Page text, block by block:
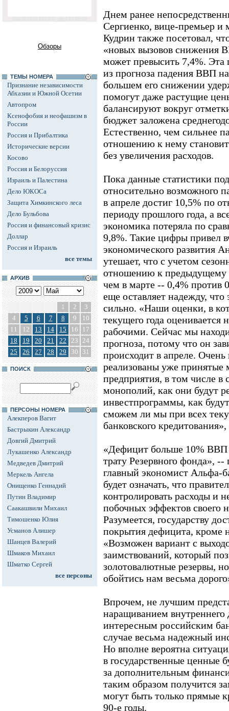
Обзоры
ТЕМЫ НОМЕРА
Признание независимости
Абхазии и Южной Осетии
Автопром
Ксенофобия и неофашизм в
России
Россия и Прибалтика
Исторические версии
Косово
Россия и Белоруссия
Израиль и Палестина
Дело ЮКОСа
Защита Химкинского леса
Дело Бульбова
Россия и финансовый кризис
Доллар
Россия и Израиль
все темы
АРХИВ
1 2
3
4
5 6 7 8 9
10
11
12 13 14 15 16
17
18
19 20 21 22 23 24
25
26 27 28 29 30 31
ПОИСК
ПЕРСОНЫ НОМЕРА
Алекперов Вагит
Бастрыкин Александр
Довгий Дмитрий
Лукашенко Александр
Медведев Дмитрий
Меркель Ангела
Онищенко Геннадий
Путин Владимир
Саакашвили Михаил
Тимошенко Юлия
Усманов Алишер
Шанцев Валерий
Шмаков Михаил
Шматко Сергей
все персоны
Днем ранее
Сергиенко, вице-премьер и
Кудрин также посетовал,
«новых вызовов снижения
может превысить 7,4%. Эта
из прогноза падения ВВП
большем его снижении
помогут даже растущие
балансируют вокруг
бюджет заложена
Естественно, чем сильнее
отношению к нему
без увеличения расходов.
Пока данные статистики
относительно возможного
в апреле достиг 10,5% по
периоду прошлого года, а
экономика потеряла по
9,8%. Такие цифры привел
экономического развития
утешает, что с учетом
отношению к предыдущему
чем в марте -- 0,4% против
еще оставляет надежду,
сильно. «Наши оценки, в
текущего года оценивается
рабочими. Сейчас мы
прогноза, потому что он
происходит в апреле. Очень
реализованы уже принятые
предприятия, в том числе в
монополий, как они будут
инвестпрограммы, как
сможем ли мы при всех
банковского
«Дефицит больше 10% ВВП
трату Резервного фонда»,
главный экономист Альфа-
будет означать, что
контролировать расходы и
побочных эффектов своего
Разумеется, государству
покрытия дефицита, кроме
«Возможен вариант с
заимствований, который
золотовалютные резервы,
обойтись нам весьма
Впрочем, не лучшим
наращиванием внутреннего
интересным российским
случае весьма надежный
Но вполне вероятна
в государственные ценные
за дополнительным
таким образом получится
могут быть только прямые
90-е годы.